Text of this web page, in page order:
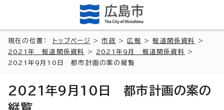
現在の位置： トップページ >市政 >広報 >報道関係資料
>
2021年 報道関係資料
> 2021年9月 報道関係資料
>
2021年9月10日 都市計画の案の縦覧
2021年9月10日 都市計画の案の